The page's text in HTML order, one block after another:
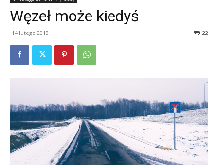
Węzeł może kiedyś
14 lutego 2018 22